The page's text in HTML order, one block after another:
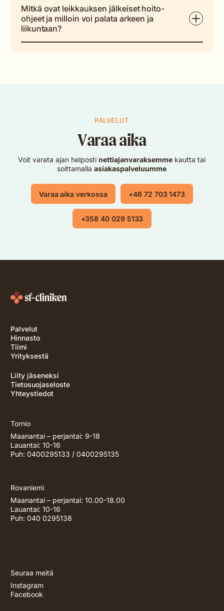
Mitkä ovat leikkauksen jälkeiset hoito-
ohjeet ja milloin voi palata arkeen ja
liikuntaan?
PALVELUT
Varaa aika
Voit varata ajan helpostinettiajanvaraksemme kautta tai
soittamallaasiakaspalveluumme
Varaa aika verkossa +46 72 703 1473
+358 40 029 5133
Palvelut
Hinnasto
Tiimi
Yrityksestä
Liity jäseneksi
Tietosuojaseloste
Yhteystiedot
Tornio
Maanantai – perjantai: 9-18
Lauantai: 10-16
Puh: 0400295133 / 0400295135
Rovaniemi
Maanantai – perjantai: 10.00-18.00
Lauantai: 10-16
Puh: 040 0295138
Seuraa meitä
Instagram
Facebook